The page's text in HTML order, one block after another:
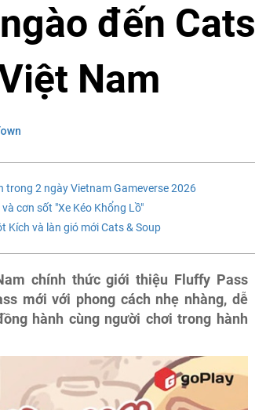
đến Cats
Nam
trong 2 ngày Vietnam Gameverse 2026
cơn sốt "Xe Kéo Khổng Lồ"
Kích và làn gió mới Cats & Soup
chính thức giới thiệu Fluffy Pass
mới với phong cách nhẹ nhàng, dễ
hành cùng người chơi trong hành